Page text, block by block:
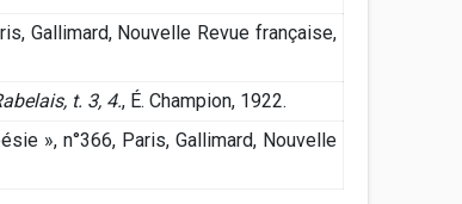
Gallimard, Nouvelle Revue française,
t. 3, 4., É. Champion, 1922.
», n°366, Paris, Gallimard, Nouvelle